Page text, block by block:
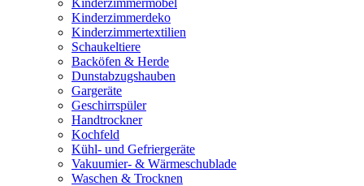
Kinderzimmermöbel
Kinderzimmerdeko
Kinderzimmertextilien
Schaukeltiere
Backöfen & Herde
Dunstabzugshauben
Gargeräte
Geschirrspüler
Handtrockner
Kochfeld
Kühl- und Gefriergeräte
Vakuumier- & Wärmeschublade
Waschen & Trocknen